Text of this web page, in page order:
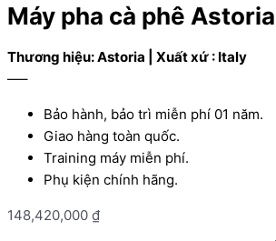
Máy pha cà phê
Thương hiệu: Astoria | Xuất xứ : Italy
—–
Bảo hành, bảo trì miễn phí 01 năm.
Giao hàng toàn quốc.
Training máy miễn phí.
Phụ kiện chính hãng.
148,420,000 ₫